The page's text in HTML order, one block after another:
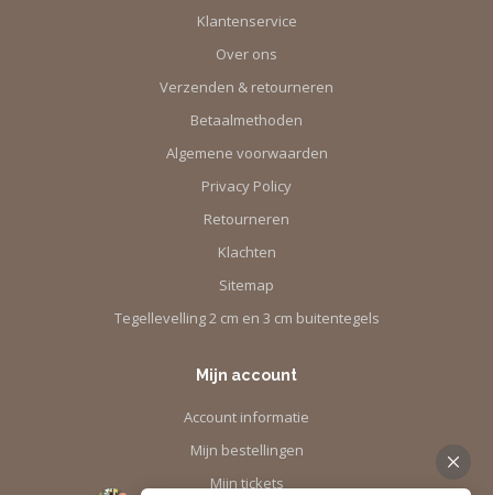
Klantenservice
Over ons
Verzenden & retourneren
Betaalmethoden
Algemene voorwaarden
Privacy Policy
Retourneren
Klachten
Sitemap
Tegellevelling 2 cm en 3 cm buitentegels
Mijn account
Account informatie
Mijn bestellingen
Mijn tickets